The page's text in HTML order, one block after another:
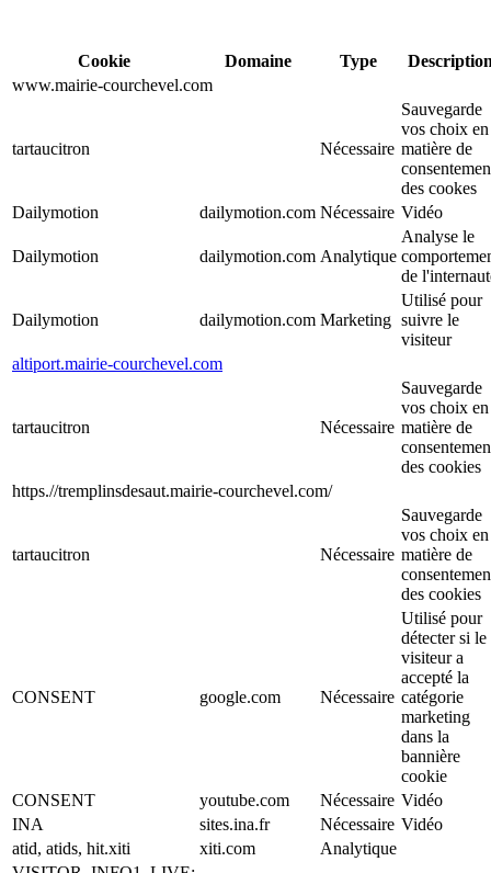
Cookie Domaine Type
www.mairie-courchevel.com
tartaucitron Nécessaire
Sauvegarde
vos choix en
matière de
des cookes
Dailymotion
dailymotion.com Nécessaire Vidéo
Dailymotion dailymotion.com Analytique
Analyse le
de
Dailymotion dailymotion.com Marketing
Utilisé pour
suivre le
visiteur
altiport.mairie-courchevel.com
tartaucitron Nécessaire
Sauvegarde
vos choix en
matière de
des cookies
https.//tremplinsdesaut.mairie-courchevel.com/
tartaucitron Nécessaire
Sauvegarde
vos choix en
matière de
des cookies
CONSENT google.com Nécessaire
Utilisé pour
détecter si le
visiteur a
accepté la
catégorie
marketing
dans la
bannière
cookie
CONSENT
youtube.com Nécessaire Vidéo
INA
sites.ina.fr Nécessaire Vidéo
atid, atids, hit.xiti
xiti.com
Analytique